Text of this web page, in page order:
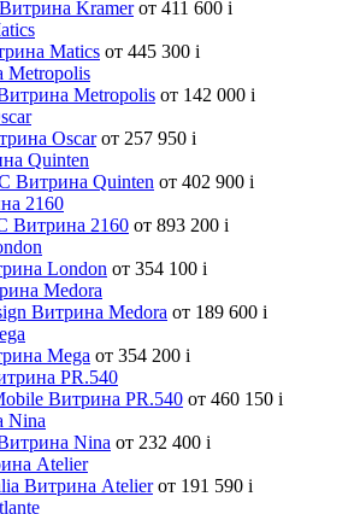
Kramer от 411 600 i
Matics от 445 300 i
Metropolis от 142 000 i
Oscar от 257 950 i
Витрина Quinten от 402 900 i
Витрина 2160 от 893 200 i
London от 354 100 i
Витрина Medora от 189 600 i
Mega от 354 200 i
Витрина PR.540 от 460 150 i
Nina от 232 400 i
Витрина Atelier от 191 590 i